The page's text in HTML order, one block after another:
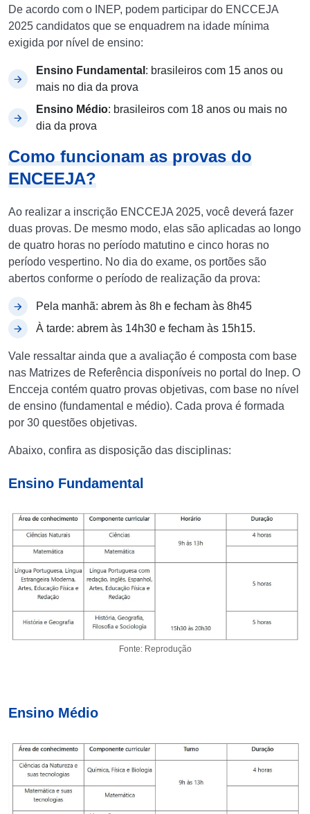
De acordo com o INEP, podem participar do ENCCEJA
2025 candidatos que se enquadrem na idade mínima
exigida por nível de ensino:
Ensino Fundamental : brasileiros com 15 anos ou
mais no dia da prova
Ensino Médio: brasileiros com 18 anos ou mais no
dia da prova
Como funcionam as provas do
ENCEEJA?
Ao realizar a inscrição ENCCEJA 2025, você deverá fazer
duas provas. De mesmo modo, elas são aplicadas ao longo
de quatro horas no período matutino e cinco horas no
período vespertino. No dia do exame, os portões são
abertos conforme o período de realização da prova:
Pela manhã: abrem às 8h e fecham às 8h45
À tarde: abrem às 14h30 e fecham às 15h15.
Vale ressaltar ainda que a avaliação é composta com base
nas Matrizes de Referência disponíveis no portal do Inep. O
Encceja contém quatro provas objetivas, com base no nível
de ensino (fundamental e médio). Cada prova é formada
por 30 questões objetivas.
Abaixo, confira as disposição das disciplinas:
Ensino Fundamental
Fonte: Reprodução
Ensino Médio